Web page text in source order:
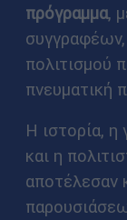
πρόγραμμα,
πολιτισμού
πνευματική
Η ιστορία,
και η
αποτέλεσαν